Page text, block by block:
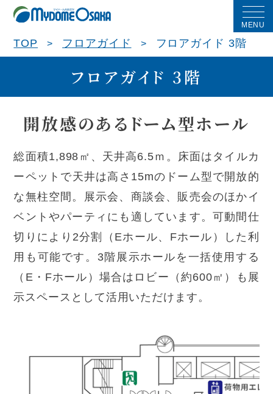
MENU
TOP フロアガイド フロアガイド 3階
フロアガイド 3階
開放感のあるドーム型ホール
総面積1,898㎡、天井高6.5ｍ。床面はタイルカ
ーペットで天井は高さ15mのドーム型で開放的
な無柱空間。展示会、商談会、販売会のほかイ
ベントやパーティにも適しています。可動間仕
切りにより2分割（Eホール、Fホール）した利
用も可能です。3階展示ホールを一括使用する
（E・Fホール）場合はロビー（約600㎡）も展
示スペースとして活用いただけます。